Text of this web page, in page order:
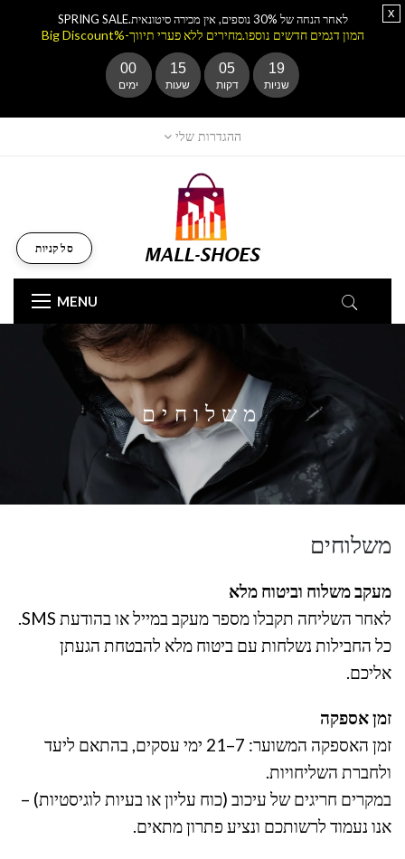
ההגדרות שלי
MENU
סל קניות
משלוחים
משלוחים
מעקב משלוח וביטוח מלא
לאחר השליחה תקבלו מספר מעקב במייל או בהודעת SMS.
כל החבילות נשלחות עם ביטוח מלא להבטחת הגעתן
אליכם.
זמן אספקה
זמן האספקה המשוער: 7–21 ימי עסקים, בהתאם ליעד
ולחברת השליחויות.
במקרים חריגים של עיכוב (כוח עליון או בעיות לוגיסטיות) –
אנו נעמוד לרשותכם ונציע פתרון מתאים.
לאחר הנחה של 30% נוספים, אין מכירה סיטונאית.SPRING SALE
המון דגמים חדשים נוספו.מחירים ללא פערי תיווך-%Big Discount
00
ימים
15
שעות
05
דקות
18
שניות
x